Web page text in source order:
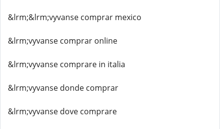
&lrm;&lrm;vyvanse comprar mexico
&lrm;vyvanse comprar online
&lrm;vyvanse comprare in italia
&lrm;vyvanse donde comprar
&lrm;vyvanse dove comprare